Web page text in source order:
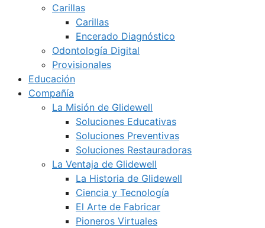
Carillas
Carillas
Encerado Diagnóstico
Odontología Digital
Provisionales
Educación
Compañía
La Misión de Glidewell
Soluciones Educativas
Soluciones Preventivas
Soluciones Restauradoras
La Ventaja de Glidewell
La Historia de Glidewell
Ciencia y Tecnología
El Arte de Fabricar
Pioneros Virtuales